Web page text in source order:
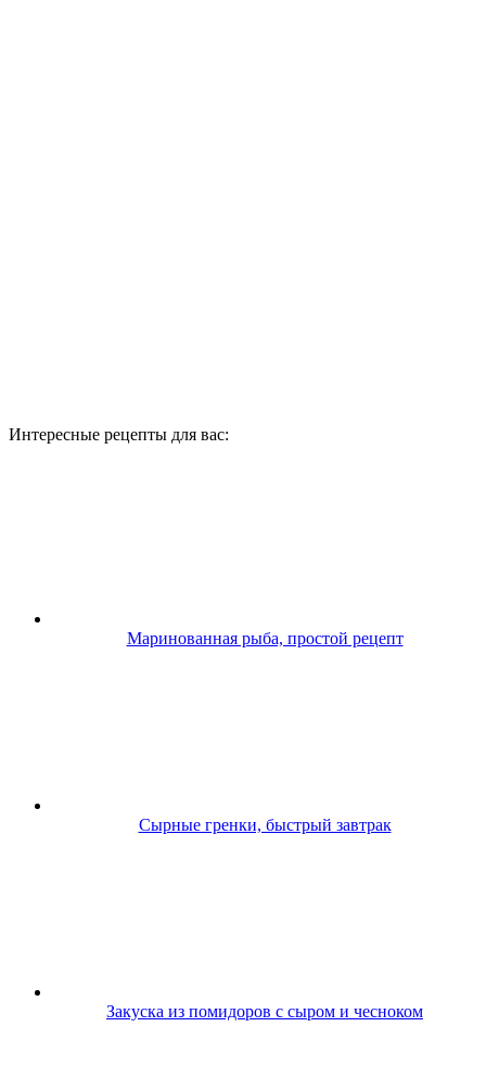
Интересные рецепты для вас:
Маринованная рыба, простой рецепт
Сырные гренки, быстрый завтрак
Закуска из помидоров с сыром и чесноком